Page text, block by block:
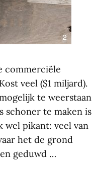
commerciële
veel ($1 miljard).
te weerstaan
schoner te maken is
wel pikant: veel van
het de grond
geduwd …